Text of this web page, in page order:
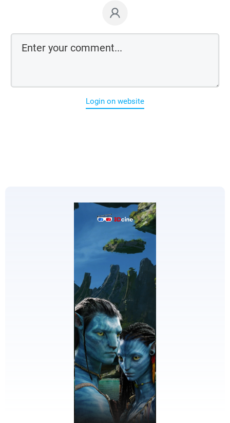
Login on website